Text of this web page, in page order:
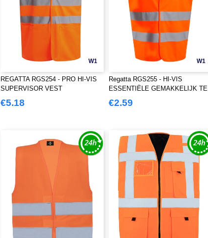
W1
REGATTA RGS254 - PRO HI-VIS
SUPERVISOR VEST
€5.18
W1
Regatta RGS255 - HI-VIS
ESSENTIËLE GEMAKKELIJK TE
BEDRUKKEN VEST
€2.59